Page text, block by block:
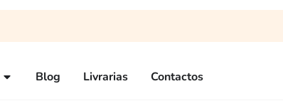
Blog Livrarias Contactos